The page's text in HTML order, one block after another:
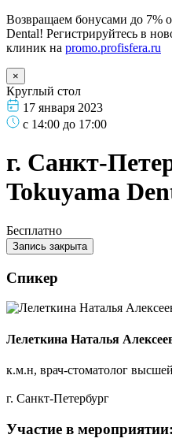
Возвращаем бонусами до 7%
Dental! Регистрируйтесь в
клиник на promo.profisfera.ru
×
Круглый стол
17 января 2023
с 14:00 до 17:00
г. Санкт-
Tokuyama
Бесплатно
Запись закрыта
Спикер
Лелеткина Наталья
к.м.н, врач-стоматолог
г. Санкт-Петербург
Участие в мероприятии: